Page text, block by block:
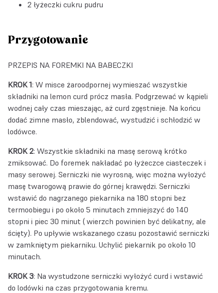
2 łyżeczki cukru pudru
Przygotowanie
PRZEPIS NA FOREMKI NA BABECZKI
KROK 1: W misce żaroodpornej wymieszać wszystkie
składniki na lemon curd prócz masła. Podgrzewać w kąpieli
wodnej cały czas mieszając, aż curd zgęstnieje. Na końcu
dodać zimne masło, zblendować, wystudzić i schłodzić w
lodówce.
KROK 2: Wszystkie składniki na masę serową krótko
zmiksować. Do foremek nakładać po łyżeczce ciasteczek i
masy serowej. Serniczki nie wyrosną, więc można wyłożyć
masę twarogową prawie do górnej krawędzi. Serniczki
wstawić do nagrzanego piekarnika na 180 stopni bez
termoobiegu i po około 5 minutach zmniejszyć do 140
stopni i piec 30 minut ( wierzch powinien być delikatny, ale
ścięty). Po upływie wskazanego czasu pozostawić serniczki
w zamkniętym piekarniku. Uchylić piekarnik po około 10
minutach.
KROK 3: Na wystudzone serniczki wyłożyć curd i wstawić
do lodówki na czas przygotowania kremu.